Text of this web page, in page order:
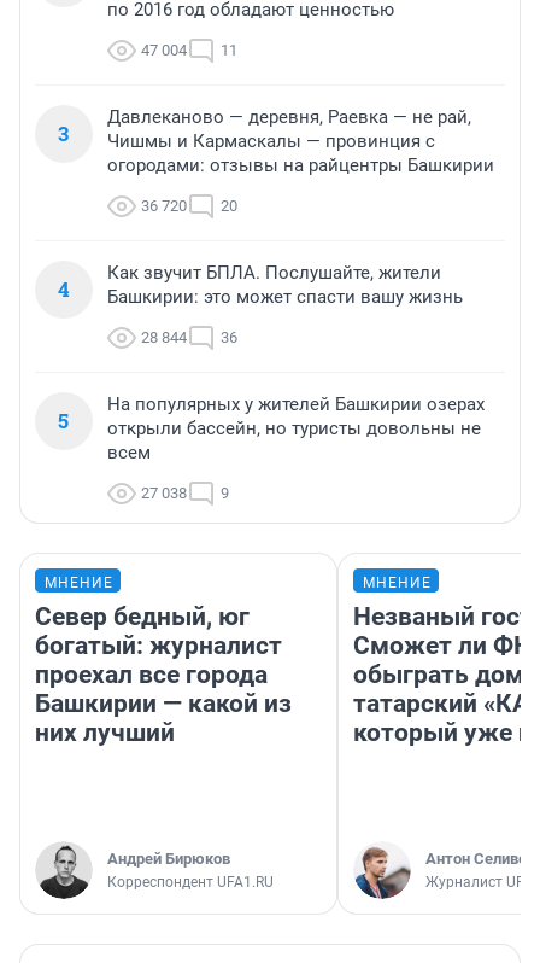
по 2016 год обладают ценностью
47 004 11
3
Давлеканово — деревня, Раевка — не рай,
Чишмы и Кармаскалы — провинция с
огородами: отзывы на райцентры Башкирии
36 720 20
4
Как звучит БПЛА. Послушайте, жители
Башкирии: это может спасти вашу жизнь
28 844 36
5
На популярных у жителей Башкирии озерах
открыли бассейн, но туристы довольны не
всем
27 038 9
МНЕНИЕ
Север бедный, юг
богатый: журналист
проехал все города
Башкирии — какой из
них лучший
Андрей Бирюков
Корреспондент UFA1.RU
МНЕНИЕ
Незваный
Сможет ли ФК
обыграть дома
татарский
который уже
Антон
Журналист